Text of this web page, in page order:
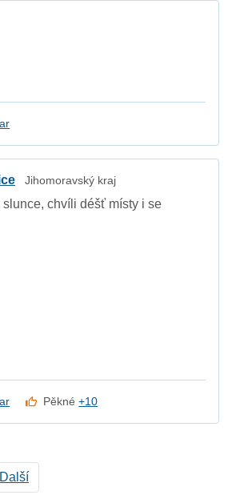
Jihomoravský kraj
slunce, chvíli déšť místy i se
Pěkné+10
Další